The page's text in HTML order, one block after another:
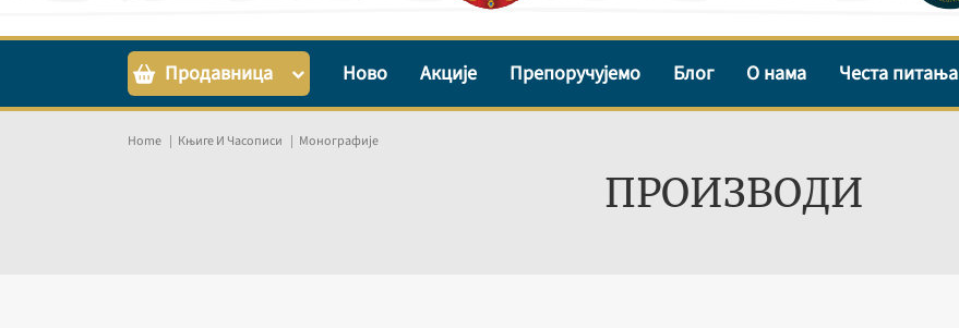
Продавница Ново Акције Препоручујемо Блог О нама Честа питања
Home Књиге И Часописи Монографије
ПРОИЗВОДИ